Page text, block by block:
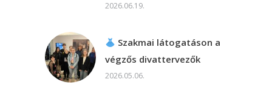
2026.06.19.
Szakmai látogatáson a
végzős divattervezők
2026.05.06.